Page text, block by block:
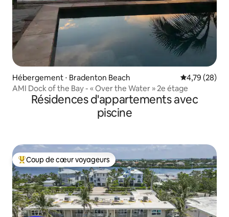
Hébergement ⋅ Bradenton Beach Évaluation
4,79 (28)
AMI Dock of the Bay - « Over the Water » 2e étage
Résidences d'appartements avec
piscine
Coups de cœur voyageurs les plus appréciés
Coup de cœur voyageurs